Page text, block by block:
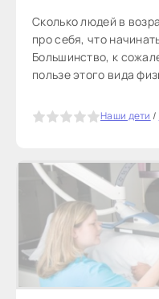
Сколько людей в
про себя, что
Большинство, к
пользе этого вида
Наши дети /